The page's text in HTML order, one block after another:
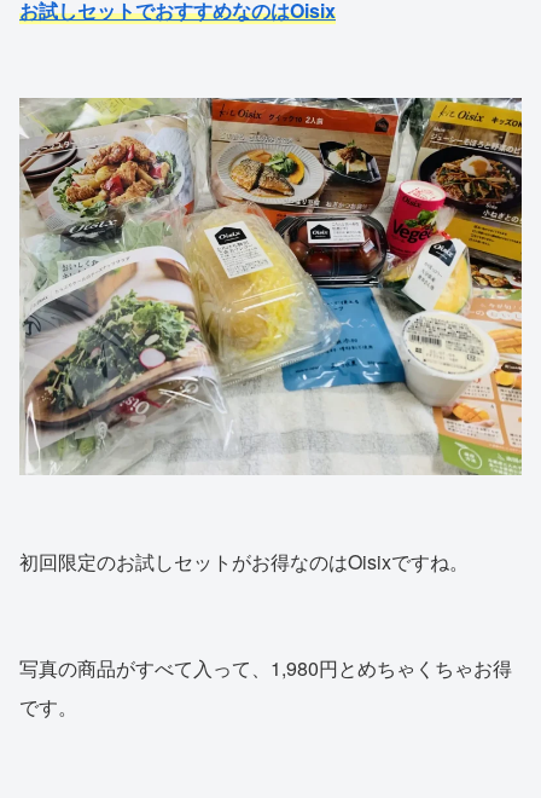
お試しセットでおすすめなのはOisix
初回限定のお試しセットがお得なのはOisixですね。
写真の商品がすべて入って、1,980円とめちゃくちゃお得
です。